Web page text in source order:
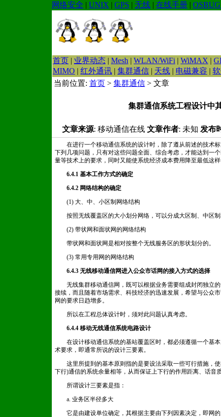
网络安全 | UNIX | GPS | 无线 | 在线手册 |
首页 | 业界动态 | Mesh | WLAN/WiFi | WiMAX |
MIMO | 红外通讯 | 集群通信 | 天线 | 电磁兼容 |
当前位置: 首页 > 集群通信 > 文章
集群通信系统工程设计中
文章来源: 移动通信在线 文章作者: 未知 发布
在进行一个移动通信系统的设计时，除了遵从前述的技术标
下列几项问题，只有对这些问题全面、综合考虑，才能达到一
量等技术上的要求，同时又能使系统经济成本费用降至最低这
6.4.1 基本工作方式的确定
6.4.2 网络结构的确定
(1) 大、中、小区制网络结构
按照无线覆盖区的大小划分网络，可以分成大区制、中区制
(2) 带状网和面状网的网络结构
带状网和面状网是相对按整个无线服务区的形状划分的。
(3) 常用专用网的网络结构
6.4.3 无线移动通信网进入公众市话网的接入方式的选择
无线集群移动通信网，既可以根据业务需要组成封闭独立的
接续，而且随着市场需求、科技经济的迅速发展，希望与公众
网的要求日趋增多。
所以在工程总体设计时，须对此问题认真考虑。
6.4.4 移动无线通信系统电路设计
在设计移动通信系统的基站覆盖区时，都必须遵循一个基本
术要求，即通常所说的设计三要素。
这里所提到的基本原则指的是要设法采取一些可行措施，使
下行)通信的系统余量相等，从而保证上下行的作用距离、话音
所谓设计三要素是指：
a. 业务区半径多大
它是由建设单位确定，其根据主要由下列因素决定，即网的